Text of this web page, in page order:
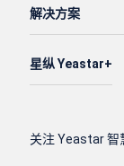
解决方案
星纵 Yeastar
关注 Yeastar 智